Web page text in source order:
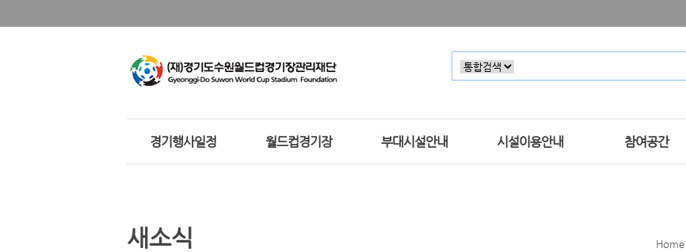
경기행사일정 월드컵경기장 부대시설안내 시설이용안내 참여공간
Home
새소식